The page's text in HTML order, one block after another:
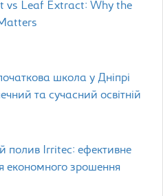
vs Leaf Extract: Why the
школа у Дніпрі
та сучасний освітній
полив Irritec: ефективне
економного зрошення